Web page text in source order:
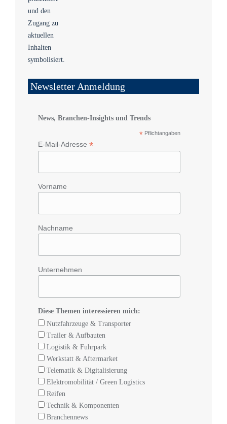
Newsletter Anmeldung
News, Branchen-Insights und Trends
* Pflichtangaben
E-Mail-Adresse *
Vorname
Nachname
Unternehmen
Diese Themen interessieren mich:
Nutzfahrzeuge & Transporter
Trailer & Aufbauten
Logistik & Fuhrpark
Werkstatt & Aftermarket
Telematik & Digitalisierung
Elektromobilität / Green Logistics
Reifen
Technik & Komponenten
Branchennews